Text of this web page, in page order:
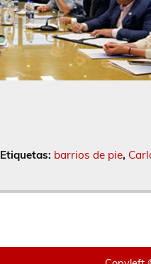
Etiquetas: barrios de pie,